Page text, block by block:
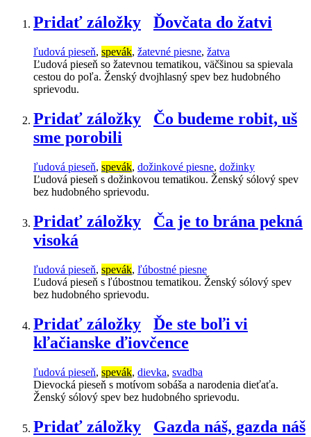
Pridať záložky Ďovčata do žatvi
ľudová pieseň, spevák, žatevné piesne, žatva
Ľudová pieseň so žatevnou tematikou, väčšinou sa spievala
cestou do poľa. Ženský dvojhlasný spev bez hudobného
sprievodu.
Pridať záložky
Čo budeme robit, uš
sme porobili
ľudová pieseň, spevák, dožinkové piesne, dožinky
Ľudová pieseň s dožinkovou tematikou. Ženský sólový spev
bez hudobného sprievodu.
Pridať záložky
Ča je to brána pekná
visoká
ľudová pieseň, spevák, ľúbostné piesne
Ľudová pieseň s ľúbostnou tematikou. Ženský sólový spev
bez hudobného sprievodu.
Pridať záložky
Ďe ste boľi vi
kľačianske ďiovčence
ľudová pieseň, spevák, dievka, svadba
Dievocká pieseň s motívom sobáša a narodenia dieťaťa.
Ženský sólový spev bez hudobného sprievodu.
Pridať záložky
Gazda náš, gazda náš